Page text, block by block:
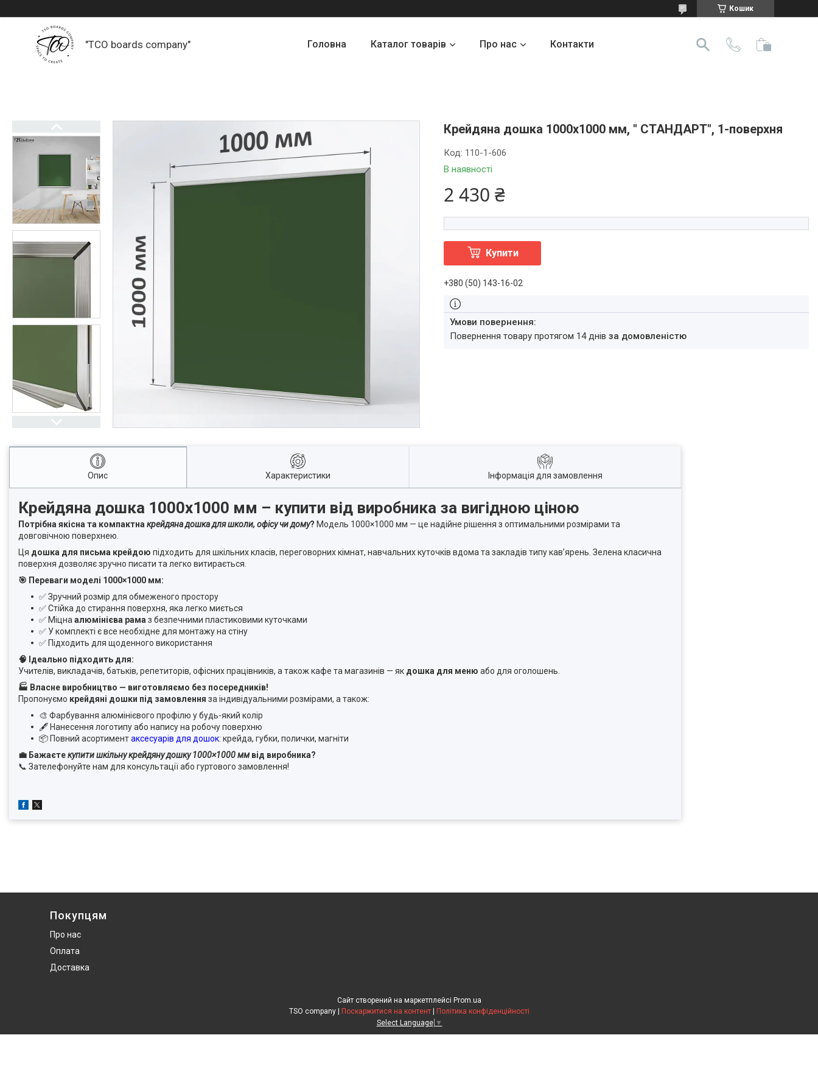
Кошик
"TCO boards company" Головна Каталог товарів Про нас Контакти
Крейдяна дошка 1000х1000 мм, " СТАНДАРТ", 1-поверхня
В наявності
Код: 110-1-606
2 430 ₴
Купити
+380 (50) 143-16-02
повернення товару протягом 14 днівза домовленістю
Опис Характеристики Інформація для замовлення
Крейдяна дошка 1000х1000 мм – купити від виробника за вигідною ціною
Потрібна якісна та компактна крейдяна дошка для школи, офісу чи дому? Модель 1000×1000 мм — це надійне рішення з оптимальними розмірами та
довговічною поверхнею.
Ця дошка для письма крейдою підходить для шкільних класів, переговорних кімнат, навчальних куточків вдома та закладів типу кав’ярень. Зелена класична
поверхня дозволяє зручно писати та легко витирається.
🎯 Переваги моделі 1000×1000 мм:
✅ Зручний розмір для обмеженого простору
✅ Стійка до стирання поверхня, яка легко миється
✅ Міцна алюмінієва рама з безпечними пластиковими куточками
✅ У комплекті є все необхідне для монтажу на стіну
✅ Підходить для щоденного використання
🧠 Ідеально підходить для:
Учителів, викладачів, батьків, репетиторів, офісних працівників, а також кафе та магазинів — як дошка для меню або для оголошень.
🏭 Власне виробництво — виготовляємо без посередників!
Пропонуємо крейдяні дошки під замовлення за індивідуальними розмірами, а також:
🎨 Фарбування алюмінієвого профілю у будь-який колір
🖋️ Нанесення логотипу або напису на робочу поверхню
📦 Повний асортиментаксесуарів для дошок: крейда, губки, полички, магніти
💼 Бажаєтекупити шкільну крейдяну дошку 1000×1000 мм від виробника?
📞 Зателефонуйте нам для консультації або гуртового замовлення!
Покупцям
Про нас
Оплата
Доставка
Сайт створений на маркетплейсі Prom.ua
Поскаржитися на контент
Політика конфіденційності
Select Language ▼